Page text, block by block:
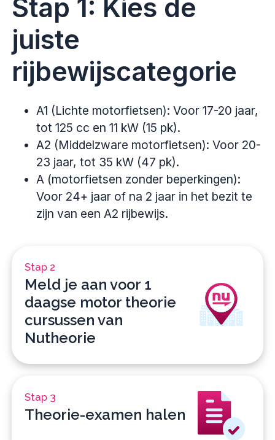
Stap 2
Meld je aan voor 1
daagse motor theorie
cursussen van
Nutheorie
Stap 3
Theorie-examen halen
Stap 1: Kies de
juiste
rijbewijscategorie
A1 (Lichte motorfietsen): Voor 17-20 jaar,
tot 125 cc en 11 kW (15 pk).
A2 (Middelzware motorfietsen): Voor 20-
23 jaar, tot 35 kW (47 pk).
A (motorfietsen zonder beperkingen):
Voor 24+ jaar of na 2 jaar in het bezit te
zijn van een A2 rijbewijs.